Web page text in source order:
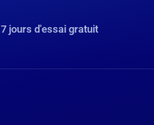
7 jours d'essai gratuit